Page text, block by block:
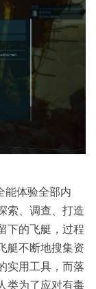
能体验全部内
索、调查、打造
下的飞艇，过程
艇不断地搜集资
实用工具，而落
类为了应对有毒